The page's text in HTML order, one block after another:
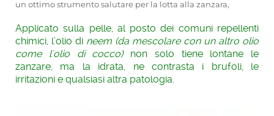
un ottimo strumento salutare per la lotta alla zanzara,
Applicato sulla pelle, al posto dei comuni repellenti
chimici, l’olio di neem (da mescolare con un altro olio
come l'olio di cocco) non solo tiene lontane le
zanzare, ma la idrata, ne contrasta i brufoli, le
irritazioni e qualsiasi altra patologia.